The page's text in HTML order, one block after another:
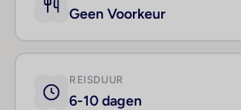
Geen Voorkeur
REISDUUR
6-10 dagen